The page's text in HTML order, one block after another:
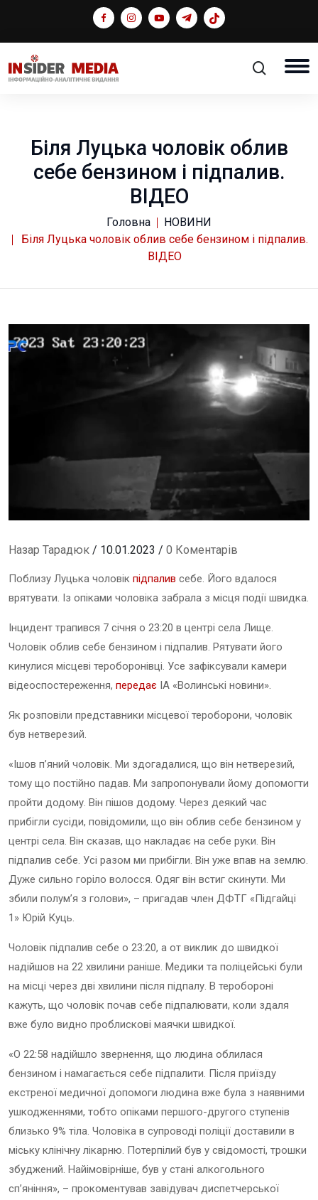
Біля Луцька чоловік облив
себе бензином і підпалив.
ВІДЕО
Головна
НОВИНИ
Біля Луцька чоловік облив себе бензином і підпалив.
ВІДЕО
Назар Тарадюк / 10.01.2023 / 0 Коментарів
Поблизу Луцька чоловік підпалив себе. Його вдалося
врятувати. Із опіками чоловіка забрала з місця події швидка.
Інцидент трапився 7 січня о 23:20 в центрі села Лище.
Чоловік облив себе бензином і підпалив. Рятувати його
кинулися місцеві тероборонівці. Усе зафіксували камери
відеоспостереження, передає ІА «Волинські новини».
Як розповіли представники місцевої тероборони, чоловік
був нетверезий.
«Ішов п’яний чоловік. Ми здогадалися, що він нетверезий,
тому що постійно падав. Ми запропонували йому допомогти
пройти додому. Він пішов додому. Через деякий час
прибігли сусіди, повідомили, що він облив себе бензином у
центрі села. Він сказав, що накладає на себе руки. Він
підпалив себе. Усі разом ми прибігли. Він уже впав на землю.
Дуже сильно горіло волосся. Одяг він встиг скинути. Ми
збили полум’я з голови», – пригадав член ДФТГ «Підгайці
1» Юрій Куць.
Чоловік підпалив себе о 23:20, а от виклик до швидкої
надійшов на 22 хвилини раніше. Медики та поліцейські були
на місці через дві хвилини після підпалу. В теробороні
кажуть, що чоловік почав себе підпалювати, коли здаля
вже було видно проблискові маячки швидкої.
«О 22:58 надійшло звернення, що людина облилася
бензином і намагається себе підпалити. Після приїзду
екстреної медичної допомоги людина вже була з наявними
ушкодженнями, тобто опіками першого-другого ступенів
близько 9% тіла. Чоловіка в супроводі поліції доставили в
міську клінічну лікарню. Потерпілий був у свідомості, трошки
збуджений. Найімовірніше, був у стані алкогольного
сп’яніння», – прокоментував завідувач диспетчерської